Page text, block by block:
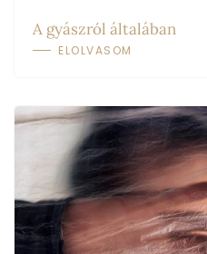
A gyászról általában
ELOLVASOM